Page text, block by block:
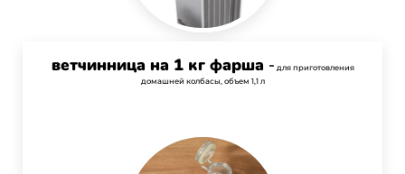
ветчинница на 1 кг фарша - для приготовления
домашней колбасы, объем 1,1 л